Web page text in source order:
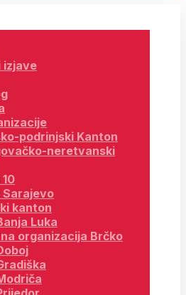
izjave
podrinjski Kanton
neretvanski
Sarajevo
kanton
Luka
organizacija Brčko